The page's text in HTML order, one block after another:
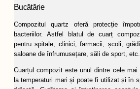
Bucătărie
Compozitul quartz oferă protecție
bacteriilor. Astfel blatul de cuarț
pentru spitale, clinici, farmacii, școli,
saloane de înfrumusețare, săli de sport, etc.
Cuarțul compozit este unul dintre cele mai
la temperaturi mari și poate fi utilizat și în